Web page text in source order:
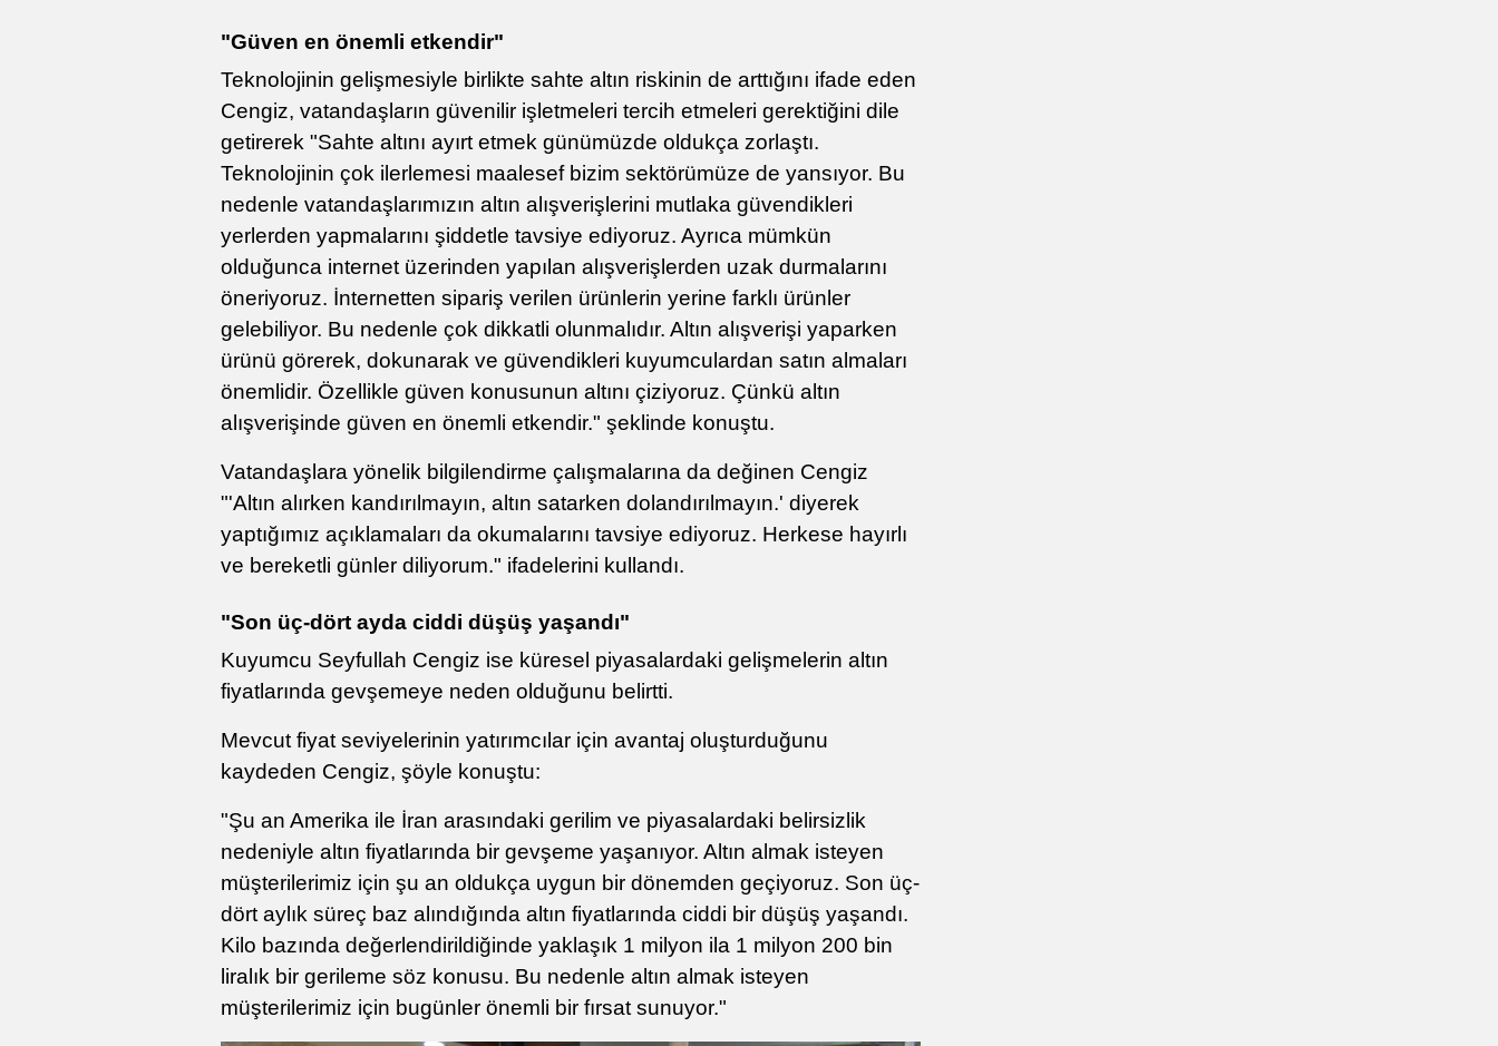
"Güven en önemli etkendir"
Teknolojinin gelişmesiyle birlikte sahte altın riskinin de arttığını ifade eden
Cengiz, vatandaşların güvenilir işletmeleri tercih etmeleri gerektiğini dile
getirerek "Sahte altını ayırt etmek günümüzde oldukça zorlaştı.
Teknolojinin çok ilerlemesi maalesef bizim sektörümüze de yansıyor. Bu
nedenle vatandaşlarımızın altın alışverişlerini mutlaka güvendikleri
yerlerden yapmalarını şiddetle tavsiye ediyoruz. Ayrıca mümkün
olduğunca internet üzerinden yapılan alışverişlerden uzak durmalarını
öneriyoruz. İnternetten sipariş verilen ürünlerin yerine farklı ürünler
gelebiliyor. Bu nedenle çok dikkatli olunmalıdır. Altın alışverişi yaparken
ürünü görerek, dokunarak ve güvendikleri kuyumculardan satın almaları
önemlidir. Özellikle güven konusunun altını çiziyoruz. Çünkü altın
alışverişinde güven en önemli etkendir." şeklinde konuştu.
Vatandaşlara yönelik bilgilendirme çalışmalarına da değinen Cengiz
"'Altın alırken kandırılmayın, altın satarken dolandırılmayın.' diyerek
yaptığımız açıklamaları da okumalarını tavsiye ediyoruz. Herkese hayırlı
ve bereketli günler diliyorum." ifadelerini kullandı.
"Son üç-dört ayda ciddi düşüş yaşandı"
Kuyumcu Seyfullah Cengiz ise küresel piyasalardaki gelişmelerin altın
fiyatlarında gevşemeye neden olduğunu belirtti.
Mevcut fiyat seviyelerinin yatırımcılar için avantaj oluşturduğunu
kaydeden Cengiz, şöyle konuştu:
"Şu an Amerika ile İran arasındaki gerilim ve piyasalardaki belirsizlik
nedeniyle altın fiyatlarında bir gevşeme yaşanıyor. Altın almak isteyen
müşterilerimiz için şu an oldukça uygun bir dönemden geçiyoruz. Son üç-
dört aylık süreç baz alındığında altın fiyatlarında ciddi bir düşüş yaşandı.
Kilo bazında değerlendirildiğinde yaklaşık 1 milyon ila 1 milyon 200 bin
liralık bir gerileme söz konusu. Bu nedenle altın almak isteyen
müşterilerimiz için bugünler önemli bir fırsat sunuyor."